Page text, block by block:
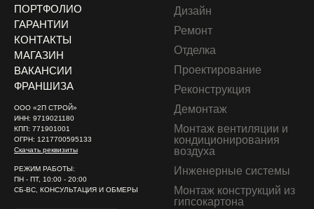
ПОРТФОЛИО
ГАРАНТИИ
КОНТАКТЫ
МАГАЗИН
ВАКАНСИИ
ФРАНШИЗА
ООО «2П СТРОЙ»
ИНН: 9719021180
КПП: 771901001
ОГРН: 1217700595133
Скачать реквизиты
РЕЖИМ РАБОТЫ:
ПН - ПТ, 10:00 - 20:00
СБ-ВС, КОНСУЛЬТАЦИЯ И ОБМЕРЫ
Дизайн
Ремонт
Отделка
Проектирование
Реконструкция
Демонтаж
Монтаж вентиляции и
кондиционирования
воздуха
Инженерные системы
Монтаж конструкций из
гипсокартона